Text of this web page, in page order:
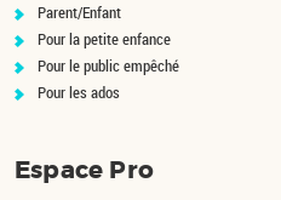
Parent/Enfant
Pour la petite enfance
Pour le public empêché
Pour les ados
Espace Pro